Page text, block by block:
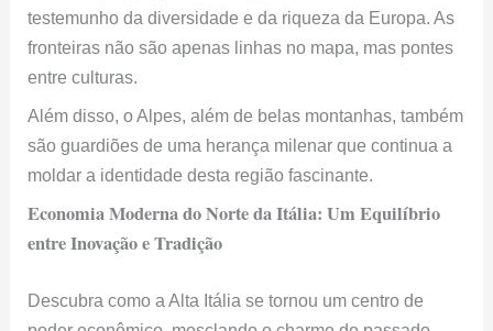
testemunho da diversidade e da riqueza da Europa. As
fronteiras não são apenas linhas no mapa, mas pontes
entre culturas.
Além disso, o Alpes, além de belas montanhas, também
são guardiões de uma herança milenar que continua a
moldar a identidade desta região fascinante.
Economia Moderna do Norte da Itália: Um Equilíbrio
entre Inovação e Tradição
Descubra como a Alta Itália se tornou um centro de